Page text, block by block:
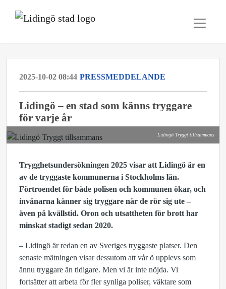
2025-10-02 08:44 PRESSMEDDELANDE
Lidingö – en stad som känns tryggare
för varje år
Lidingö Tryggt tillsammans
Trygghetsundersökningen 2025 visar att Lidingö är en
av de tryggaste kommunerna i Stockholms län.
Förtroendet för både polisen och kommunen ökar, och
invånarna känner sig tryggare när de rör sig ute –
även på kvällstid. Oron och utsattheten för brott har
minskat stadigt sedan 2020.
– Lidingö är redan en av Sveriges tryggaste platser. Den
senaste mätningen visar dessutom att vår ö upplevs som
ännu tryggare än tidigare. Men vi är inte nöjda. Vi
fortsätter att arbeta för fler synliga poliser, väktare som